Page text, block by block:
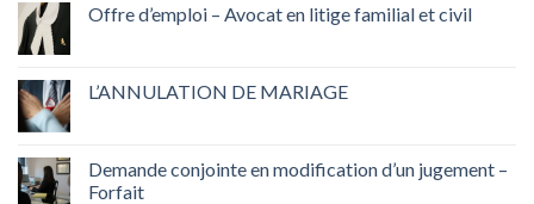
Offre d’emploi – Avocat en litige familial et civil
L’ANNULATION DE MARIAGE
Demande conjointe en modification d’un jugement –
Forfait